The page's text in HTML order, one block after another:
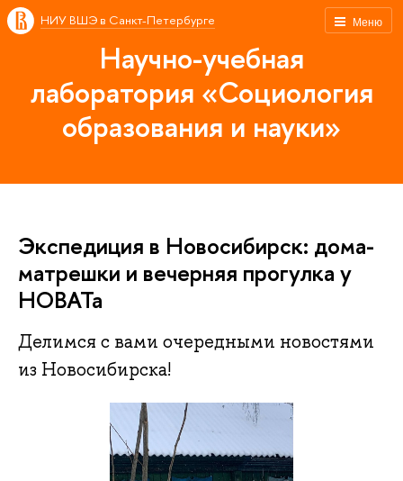
Меню
НИУ ВШЭ в Санкт-Петербурге
Научно-учебная
лаборатория «Социология
образования и науки»
Экспедиция в Новосибирск: дома-
матрешки и вечерняя прогулка у
НОВАТа
Делимся с вами очередными новостями
из Новосибирска!